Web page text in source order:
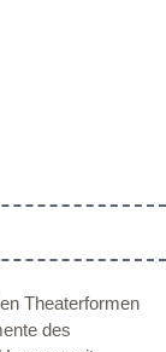
Theaterformen
des